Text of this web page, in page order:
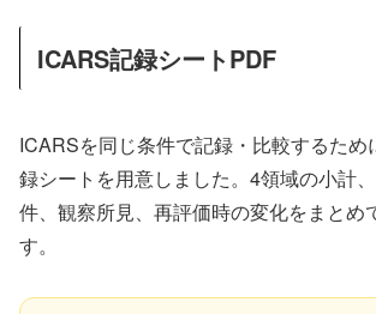
ICARS記録シートPDF
ICARSを同じ条件で記録・比較するた
録シートを用意しました。4領域の小計
件、観察所見、再評価時の変化をまとめ
す。